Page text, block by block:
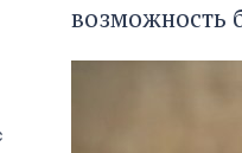
возможность